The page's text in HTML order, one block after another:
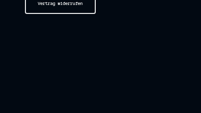
Vertrag widerrufen